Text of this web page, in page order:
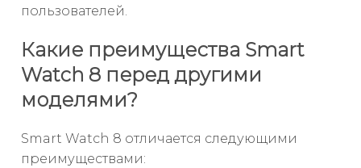
пользователей.
Какие преимущества Smart
Watch 8 перед другими
моделями?
Smart Watch 8 отличается следующими
преимуществами: